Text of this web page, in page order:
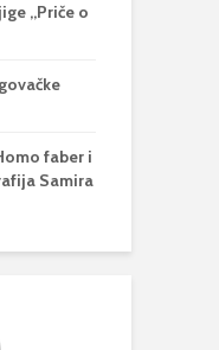
„Priče o
faber i
Samira